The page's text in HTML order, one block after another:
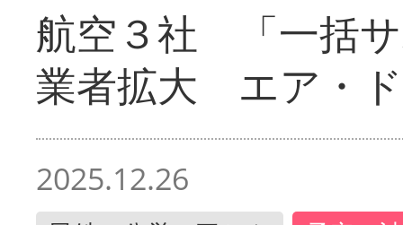
航空３社 「一括
業者拡大 エア・
2025.12.26